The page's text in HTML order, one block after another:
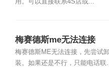
用。可以直接联系4S店或...
梅赛德斯me无法连接
梅赛德斯ME无法连接，先尝试
装。如果还是不行，只能电话联